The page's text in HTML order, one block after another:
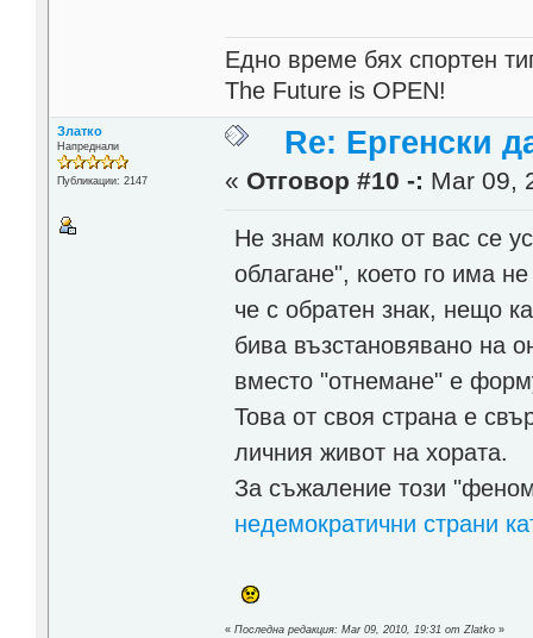
Едно време бях спортен
The Future is OPEN!
Златко
Напреднали
Публикации: 2147
Re: Ергенски
« Отговор #10 -: Mar 09,
Не знам колко от вас се
облагане", което го има
че с обратен знак, нещо
бива възстановявано на
вместо "отнемане" е
Това от своя страна е
личния живот на хората.
За съжаление този
недемократични страни
«Последна редакция: Mar 09, 2010, 19:31 от Zlatko »